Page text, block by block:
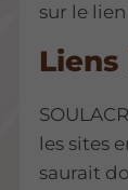
sur le
les sites
saurait